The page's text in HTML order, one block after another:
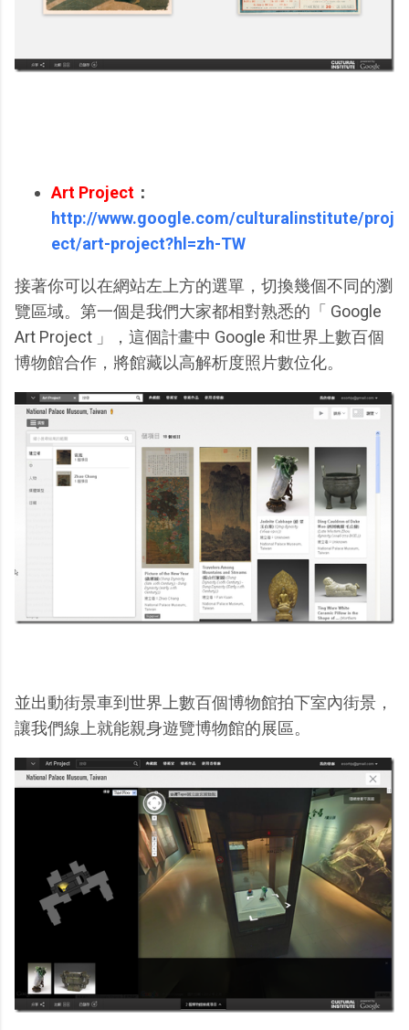
Art Project ：
http://www.google.com/culturalinstitute/proj
ect/art-project?hl=zh-TW
接著你可以在網站左上方的選單，切換幾個不同的瀏
覽區域。第一個是我們大家都相對熟悉的「 Google
Art Project 」，這個計畫中 Google 和世界上數百個
博物館合作，將館藏以高解析度照片數位化。
並出動街景車到世界上數百個博物館拍下室內街景，
讓我們線上就能親身遊覽博物館的展區。